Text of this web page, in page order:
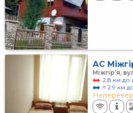
АС
Міжгір’я,
2.8 км до
≈ 2.9 км